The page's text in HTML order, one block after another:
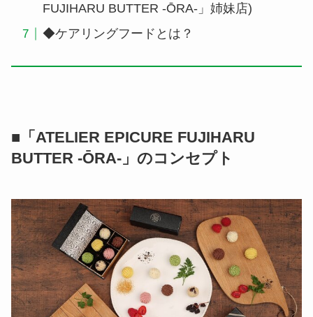
FUJIHARU BUTTER -ŌRA-」姉妹店)
◆ケアリングフードとは？
■「ATELIER EPICURE FUJIHARU
BUTTER -ŌRA-」のコンセプト